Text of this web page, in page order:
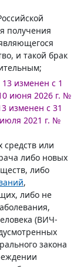
получения
и такой брак
изменен с 1
июня 2026 г. №
изменен с 31
2021 г. №
средств или
либо новых
либо
,
либо не
(ВИЧ-
закона